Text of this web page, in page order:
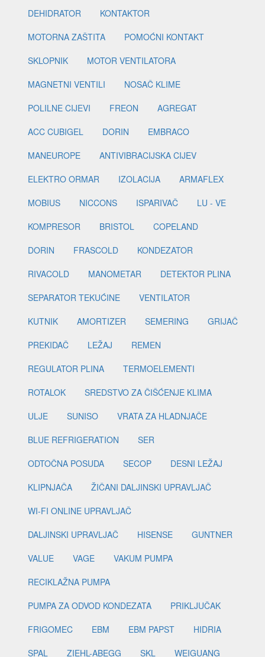
DEHIDRATOR
KONTAKTOR
MOTORNA ZAŠTITA
POMOĆNI KONTAKT
SKLOPNIK
MOTOR VENTILATORA
MAGNETNI VENTILI
NOSAČ KLIME
POLILNE CIJEVI
FREON
AGREGAT
ACC CUBIGEL
DORIN
EMBRACO
MANEUROPE
ANTIVIBRACIJSKA CIJEV
ELEKTRO ORMAR
IZOLACIJA
ARMAFLEX
MOBIUS
NICCONS ISPARIVAČ
LU - VE
KOMPRESOR
BRISTOL
COPELAND
DORIN
FRASCOLD
KONDEZATOR
RIVACOLD
MANOMETAR
DETEKTOR PLINA
SEPARATOR TEKUĆINE
VENTILATOR
KUTNIK
AMORTIZER SEMERING
GRIJAČ
PREKIDAČ
LEŽAJ
REMEN
REGULATOR PLINA
TERMOELEMENTI
ROTALOK
SREDSTVO ZA ČIŠĆENJE KLIMA
ULJE
SUNISO
VRATA ZA HLADNJAČE
BLUE REFRIGERATION
SER
ODTOČNA POSUDA
SECOP
DESNI LEŽAJ
KLIPNJAČA
ŽIČANI DALJINSKI UPRAVLJAČ
WI-FI ONLINE UPRAVLJAČ
DALJINSKI UPRAVLJAČ
HISENSE
GUNTNER
VALUE
VAGE
VAKUM PUMPA
RECIKLAŽNA PUMPA
PUMPA ZA ODVOD KONDEZATA
PRIKLJUČAK
FRIGOMEC
EBM EBM PAPST
HIDRIA
SPAL
ZIEHL-ABEGG SKL WEIGUANG